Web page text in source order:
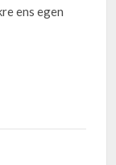
ens egen